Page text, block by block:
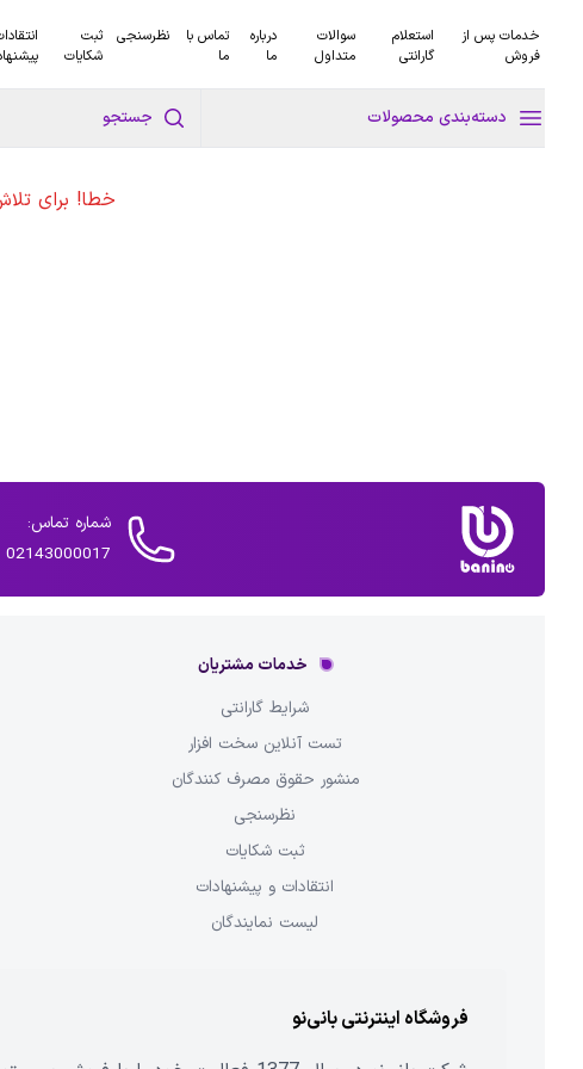
خدمات پس از
فروش
استعلام
گارانتی
سوالات
متداول
درباره
ما
تماس با
ما
نظرسنجی
ثبت
شکایات
دسته‌بندی محصولات جستجو
خطا! برای
شماره تماس:
02143000017 داخلی 2
خدمات مشتریان
شرایط گارانتی
تست آنلاین سخت افزار
منشور حقوق مصرف کنندگان
نظرسنجی
ثبت شکایات
انتقادات و پیشنهادات
لیست نمایندگان
فروشگاه اینترنتی بانی‌نو